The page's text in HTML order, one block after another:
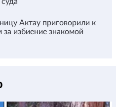
Актау приговорили к
избиение знакомой